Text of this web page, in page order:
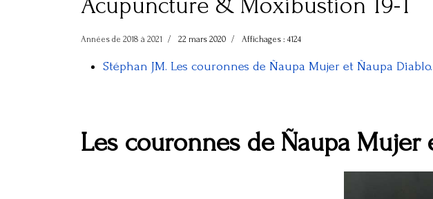
Acupuncture & Moxibustion 19-1
Années de 2018 à 2021 22 mars 2020 Affichages : 4124
Stéphan JM. Les couronnes de Ñaupa Mujer et Ñaupa
Les couronnes de Ñaupa Mujer